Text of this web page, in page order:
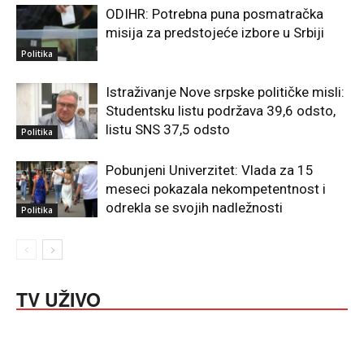
Politika
ODIHR: Potrebna puna posmatračka
misija za predstojeće izbore u Srbiji
Politika
Istraživanje Nove srpske političke misli:
Studentsku listu podržava 39,6 odsto,
listu SNS 37,5 odsto
Politika
Pobunjeni Univerzitet: Vlada za 15
meseci pokazala nekompetentnost i
odrekla se svojih nadležnosti
TV UŽIVO